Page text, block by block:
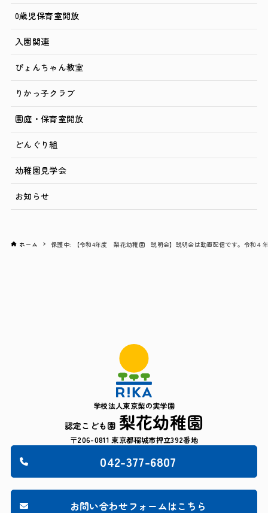
0歳児保育室開放
入園関連
ぴょんちゃん教室
りかっ子クラブ
園庭・保育室開放
どんぐり組
幼稚園見学会
お知らせ
ホーム 保護中: 【令和4年度 梨花幼稚園 説明会】説明会は動画配信です。令和４
学校法人東京梨の実学園
認定こども園 梨花幼稚園
〒206-0811 東京都稲城市押立392番地
042-377-6807
お問い合わせフォームはこちら